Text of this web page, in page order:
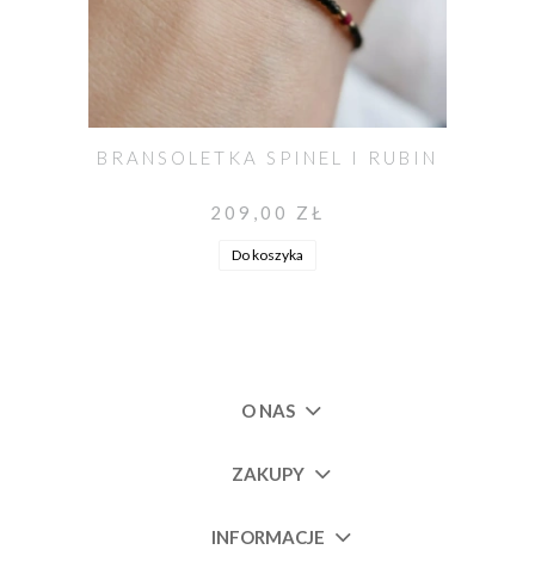
BRANSOLETKA SPINEL I RUBIN
209,00 ZŁ
Do koszyka
O NAS
ZAKUPY
INFORMACJE